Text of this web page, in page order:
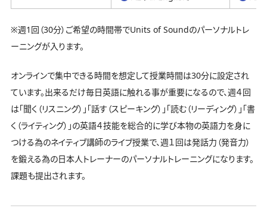
※週1回（30分）ご希望の時間帯でUnits of Soundのパーソナルトレ
ーニングが入ります。
オンラインで集中できる時間を想定して授業時間は30分に設定され
ています。出来るだけ毎日英語に触れる事が重要になるので、週４回
は「聞く（リスニング）」「話す（スピーキング）」「読む（リーディング）」「書
く（ライティング）」の英語４技能を総合的に学び本物の英語力を身に
つける為のネイティブ講師のライブ授業で、週１回は発話力（発音力）
を鍛える為の日本人トレーナーのパーソナルトレーニングになります。
課題も提出されます。